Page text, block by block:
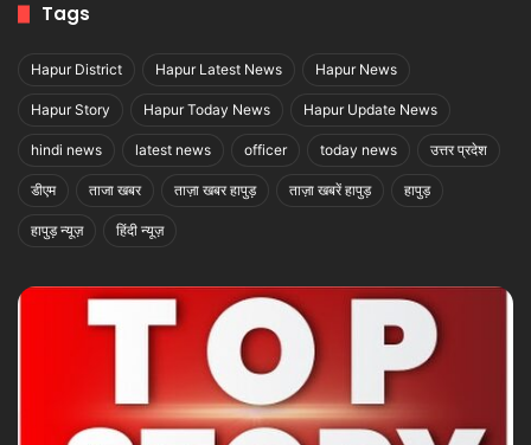
Tags
Hapur District Hapur Latest News Hapur News
Hapur Story Hapur Today News Hapur Update News
hindi news latest news officer today news उत्तर प्रदेश
डीएम ताजा खबर ताज़ा खबर हापुड़ ताज़ा खबरें हापुड़ हापुड़
हापुड़ न्यूज़ हिंदी न्यूज़